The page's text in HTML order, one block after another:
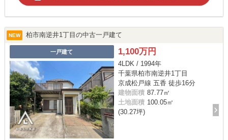
NEW 柏市南逆井1丁目の中古一戸建て
一戸建て 1,100万円
4LDK / 1994年
千葉県柏市南逆井1丁目
京成松戸線 五香 徒歩16分
建物面積 87.77㎡
土地面積 100.05㎡
(30.27坪)